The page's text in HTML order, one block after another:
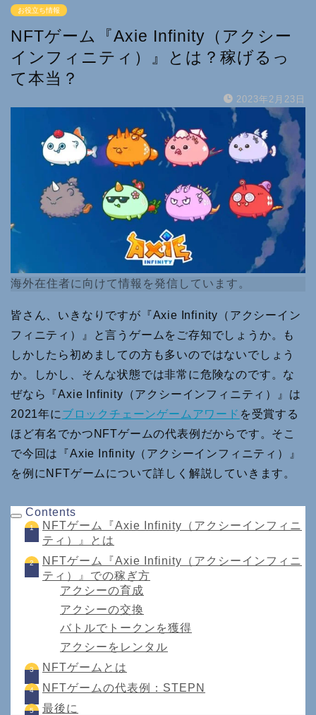
お役立ち情報
NFTゲーム『Axie Infinity（アクシー
インフィニティ）』とは？稼げるっ
て本当？
2023年2月23日
海外在住者に向けて情報を発信しています。
皆さん、いきなりですが『Axie Infinity（アクシーイン
フィニティ）』と言うゲームをご存知でしょうか。も
しかしたら初めましての方も多いのではないでしょう
か。しかし、そんな状態では非常に危険なのです。な
ぜなら『Axie Infinity（アクシーインフィニティ）』は
2021年に ブロックチェーンゲームアワード を受賞する
ほど有名でかつNFTゲームの代表例だからです。そこ
で今回は『Axie Infinity（アクシーインフィニティ）』
を例にNFTゲームについて詳しく解説していきます。
Contents
NFTゲーム『Axie Infinity（アクシーインフィニ
ティ）』とは
NFTゲーム『Axie Infinity（アクシーインフィニ
ティ）』での稼ぎ方
アクシーの育成
アクシーの交換
バトルでトークンを獲得
アクシーをレンタル
NFTゲームとは
NFTゲームの代表例：STEPN
最後に